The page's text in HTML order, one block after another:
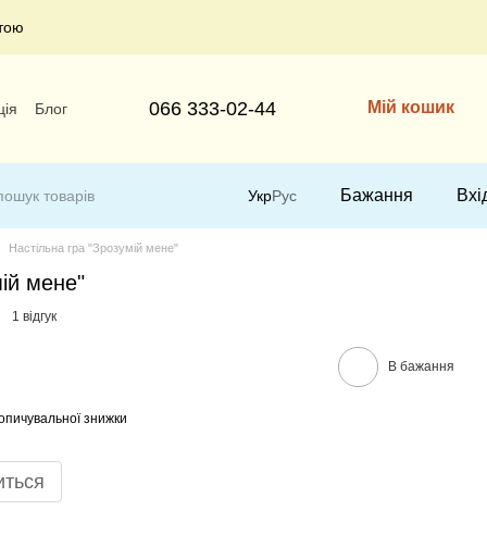
Блог
066 333-02-44 Мій кошик
УкрРус Бажання
Настільна гра "Зрозумій мене"
мене"
1 відгук
В бажання
знижки